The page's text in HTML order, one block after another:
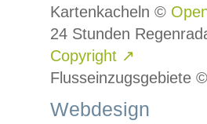
Kartenkacheln ©
24 Stunden
Copyright ↗
Flusseinzugsgebiete
Webdesign